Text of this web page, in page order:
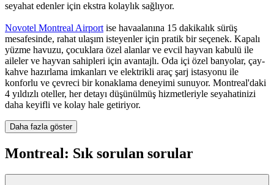
seyahat edenler için ekstra kolaylık sağlıyor.
Novotel Montreal Airport ise havaalanına 15 dakikalık sürüş
mesafesinde, rahat ulaşım isteyenler için pratik bir seçenek. Kapalı
yüzme havuzu, çocuklara özel alanlar ve evcil hayvan kabulü ile
aileler ve hayvan sahipleri için avantajlı. Oda içi özel banyolar, çay-
kahve hazırlama imkanları ve elektrikli araç şarj istasyonu ile
konforlu ve çevreci bir konaklama deneyimi sunuyor. Montreal'daki
4 yıldızlı oteller, her detayı düşünülmüş hizmetleriyle seyahatinizi
daha keyifli ve kolay hale getiriyor.
Daha fazla göster
Montreal: Sık sorulan sorular